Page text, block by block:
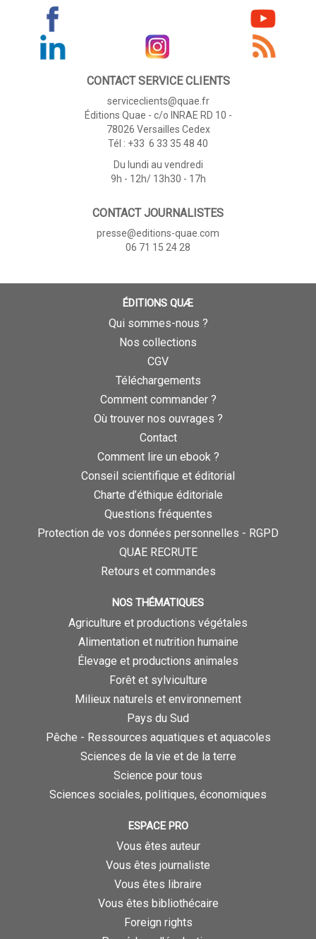
CONTACT SERVICE CLIENTS
serviceclients@quae.fr
Éditions Quae - c/o INRAE RD 10 -
78026 Versailles Cedex
Tél : +33 6 33 35 48 40
Du lundi au vendredi
9h - 12h/ 13h30 - 17h
CONTACT JOURNALISTES
presse@editions-quae.com
06 71 15 24 28
ÉDITIONS QUÆ
Qui sommes-nous ?
Nos collections
CGV
Téléchargements
Comment commander ?
Où trouver nos ouvrages ?
Contact
Comment lire un ebook ?
Conseil scientifique et éditorial
Charte d’éthique éditoriale
Questions fréquentes
Protection de vos données personnelles - RGPD
QUAE RECRUTE
Retours et commandes
NOS THÉMATIQUES
Agriculture et productions végétales
Alimentation et nutrition humaine
Élevage et productions animales
Forêt et sylviculture
Milieux naturels et environnement
Pays du Sud
Pêche - Ressources aquatiques et aquacoles
Sciences de la vie et de la terre
Science pour tous
Sciences sociales, politiques, économiques
ESPACE PRO
Vous êtes auteur
Vous êtes journaliste
Vous êtes libraire
Vous êtes bibliothécaire
Foreign rights